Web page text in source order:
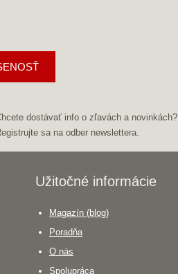
dostávať info o zľavách a novinkách?
sa na odber newslettera.
Užitočné informácie
Magazín (blog)
Poradňa
O nás
Spolupráca